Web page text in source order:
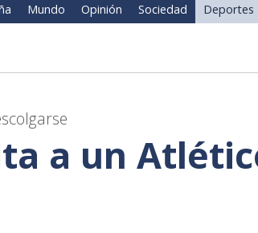
Mundo Opinión Sociedad Deportes
a un